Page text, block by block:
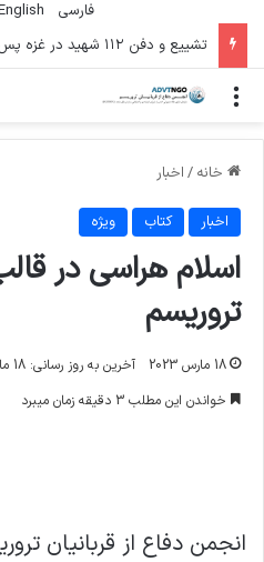
فارسی
تشییع و دفن ۱۱۲ شهید در غزه پس از سه سال
منو
خانه / اخبار
اخبار کتاب ویژه
اسلام هراسی در
تروریسم
18 مارس 2023 آخرین به روز رسانی: 18 مارس 2023
خواندن این مطلب 3 دقیقه زمان میبرد
انجمن دفاع از قربانیان